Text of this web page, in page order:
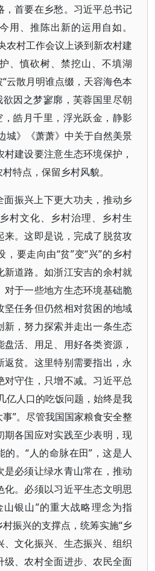
，首要在乡愁。习近平总书记
用、推陈出新的运用自如。
农村工作会议上谈到新农村建
、慎砍树、禁挖山、不填湖
云散月明谁点缀，天容海色本
欲因之梦寥廓，芙蓉国里尽朝
，皓月千里，浮光跃金，静影
城》《萧萧》中关于自然美景
建设要注意生态环境保护，
特点，保留乡村风貌。
面振兴上下更大功夫，推动乡
村文化、乡村治理、乡村生
来。这即是说，完成了脱贫攻
要走向由“贫”变“兴”的乡村
新道路。如浙江安吉的余村就
对于一些地方生态环境基础脆
坚任务但仍然相对贫困的地域
新，努力探索并走出一条生态
活、用足、用好各类资源，
贫。这里特别需要指出，永
对守住，只增不减。习近平总
亿人口的吃饭问题，始终是我
”。尽管我国国家粮食安全整
期各国应对实践至少表明，现
。“人的命脉在田”，这是人
是必须让绿水青山常在，推动
。必须以习近平生态文明思
银山”的重大战略理念为指
振兴的支撑点，统筹实施“乡
文化振兴、生态振兴、组织
级、农村全面进步、农民全面